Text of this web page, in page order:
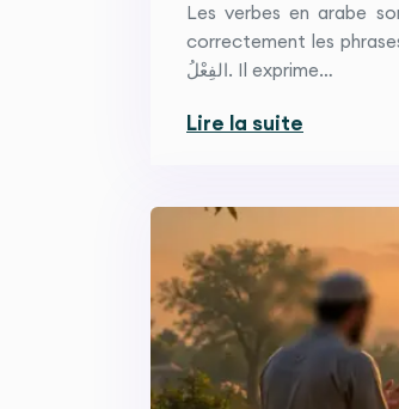
Les verbes en arabe
correctement les
الفِعْلُ. Il exprime…
Lire la suite